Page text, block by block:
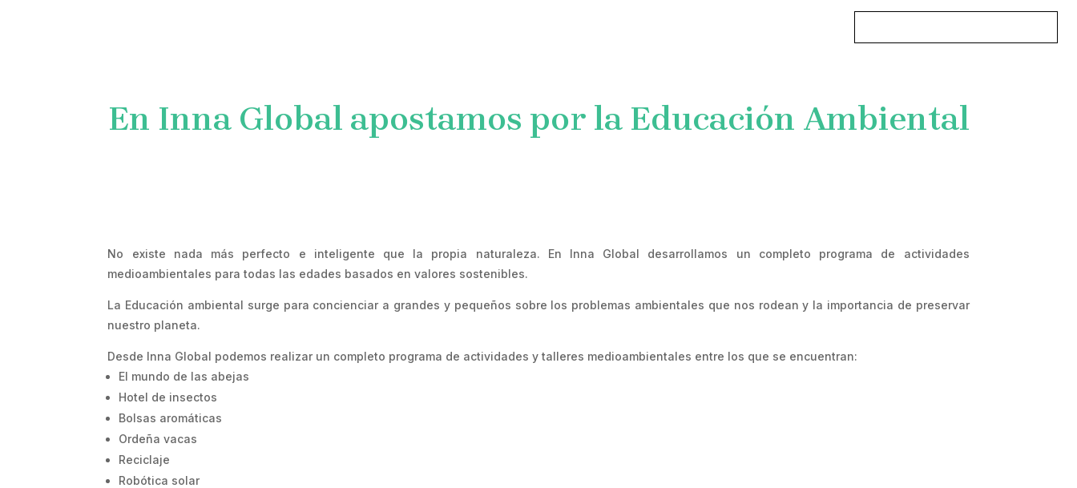
En Inna Global apostamos por la Educación Ambiental
No existe nada más perfecto e inteligente que la propia naturaleza. En Inna Global desarrollamos un completo programa de actividades
medioambientales para todas las edades basados en valores sostenibles.
La Educación ambiental surge para concienciar a grandes y pequeños sobre los problemas ambientales que nos rodean y la importancia de preservar
nuestro planeta.
Desde Inna Global podemos realizar un completo programa de actividades y talleres medioambientales entre los que se encuentran:
El mundo de las abejas
Hotel de insectos
Bolsas aromáticas
Ordeña vacas
Reciclaje
Robótica solar